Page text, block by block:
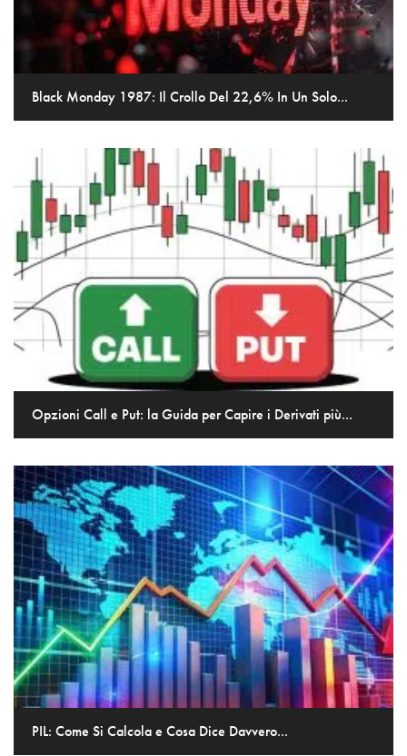
Black Monday 1987: Il Crollo Del 22,6% In Un Solo...
Opzioni Call e Put: la Guida per Capire i Derivati più...
PIL: Come Si Calcola e Cosa Dice Davvero...